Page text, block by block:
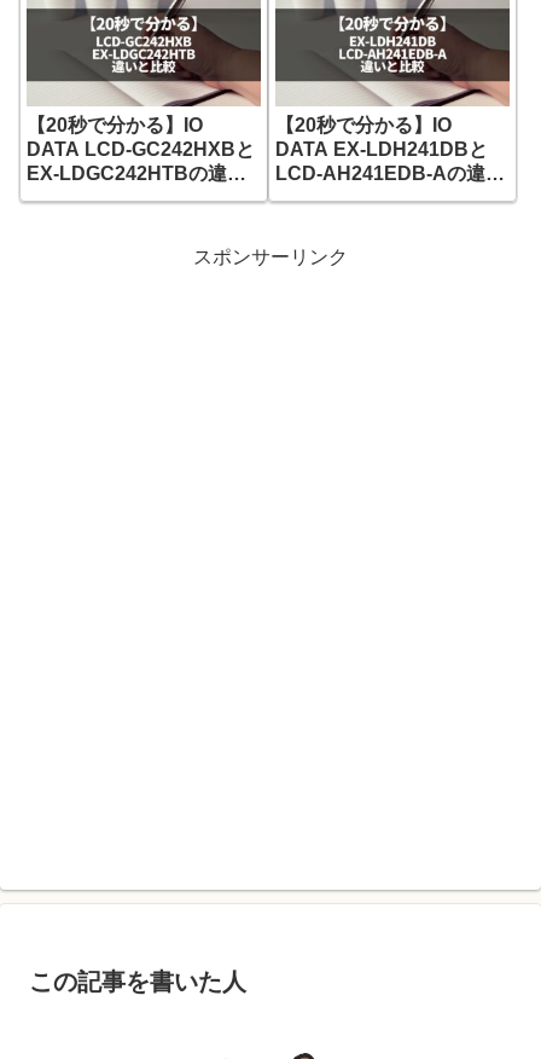
【20秒で分かる】IO
DATA LCD-GC242HXBと
EX-LDGC242HTBの違い
と比較
【20秒で分かる】IO
DATA EX-LDH241DBと
LCD-AH241EDB-Aの違い
と比較
スポンサーリンク
この記事を書いた人